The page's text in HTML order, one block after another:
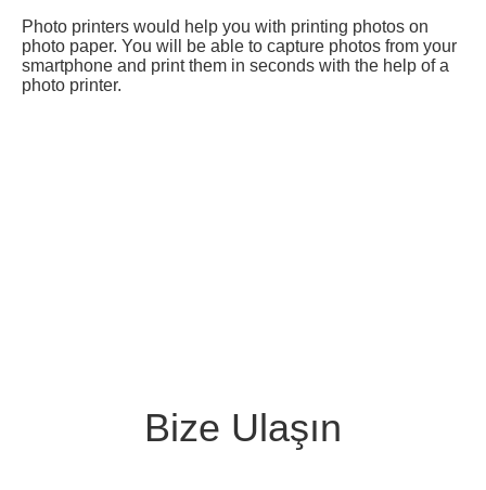
Photo printers would help you with printing photos on
photo paper. You will be able to capture photos from your
smartphone and print them in seconds with the help of a
photo printer.
Bize Ulaşın